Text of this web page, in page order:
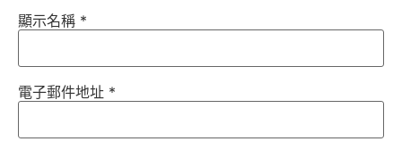
顯示名稱 *
電子郵件地址 *